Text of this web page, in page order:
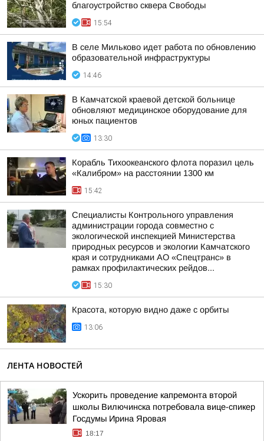
благоустройство сквера Свободы
15:54
В селе Мильково идет работа по обновлению
образовательной инфраструктуры
14:46
В Камчатской краевой детской больнице
обновляют медицинское оборудование для
юных пациентов
13:30
Корабль Тихоокеанского флота поразил цель
«Калибром» на расстоянии 1300 км
15:42
Специалисты Контрольного управления
администрации города совместно с
экологической инспекцией Министерства
природных ресурсов и экологии Камчатского
края и сотрудниками АО «Спецтранс» в
рамках профилактических рейдов...
15:30
Красота, которую видно даже с орбиты
13:06
ЛЕНТА НОВОСТЕЙ
Ускорить проведение капремонта второй
школы Вилючинска потребовала вице-спикер
Госдумы Ирина Яровая
18:17